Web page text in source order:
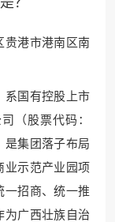
贵港市港南区南
系国有控股上市
（股票代码：
是集团落子布局
业示范产业园项
一招商、统一推
为广西壮族自治